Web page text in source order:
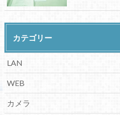
カテゴリー
LAN
WEB
カメラ